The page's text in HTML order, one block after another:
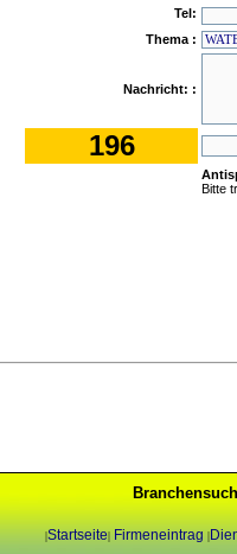
Tel:
Thema :
Nachricht: :
196
Bitte
|Startseite| Firmeneintrag |